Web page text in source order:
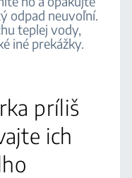
odpad neuvoľní.
teplej vody,
iné prekážky.
príliš
ich